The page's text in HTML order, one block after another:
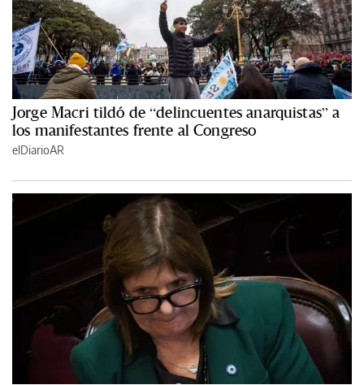
Jorge Macri tildó de “delincuentes anarquistas” a
los manifestantes frente al Congreso
elDiarioAR